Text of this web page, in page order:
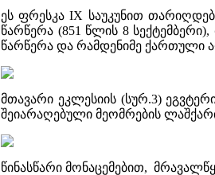
ეს ფრესკა IX საუკუნით
წარწერა (851 წლის 8
წარწერა და რამდენიმე ქართული
მთავარი ეკლესიის (სურ.3)
შეიარაღებული მეომრების
წინასწარი მონაცემებით,